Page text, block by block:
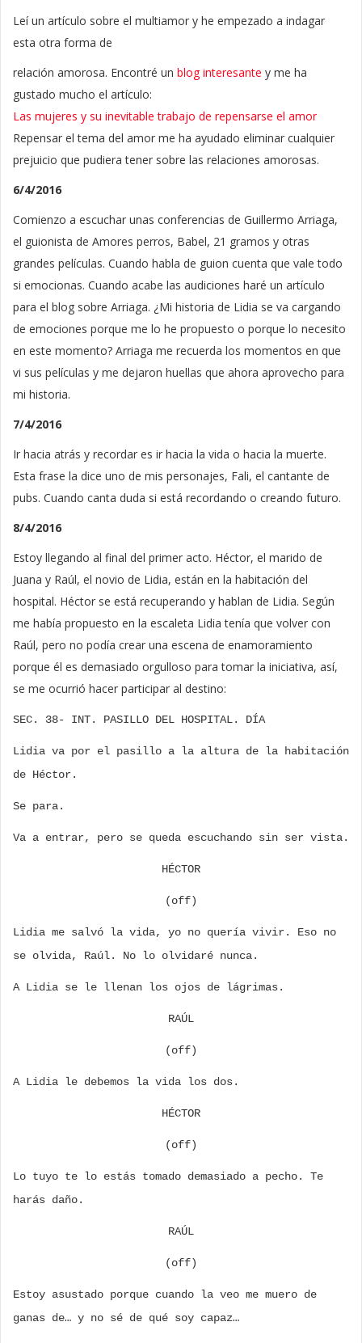
Leí un artículo sobre el multiamor y he empezado a indagar
esta otra forma de
relación amorosa. Encontré un blog interesante y me ha
gustado mucho el artículo:
Las mujeres y su inevitable trabajo de repensarse el amor
Repensar el tema del amor me ha ayudado eliminar cualquier
prejuicio que pudiera tener sobre las relaciones amorosas.
6/4/2016
Comienzo a escuchar unas conferencias de Guillermo Arriaga,
el guionista de Amores perros, Babel, 21 gramos y otras
grandes películas. Cuando habla de guion cuenta que vale todo
si emocionas. Cuando acabe las audiciones haré un artículo
para el blog sobre Arriaga. ¿Mi historia de Lidia se va cargando
de emociones porque me lo he propuesto o porque lo necesito
en este momento? Arriaga me recuerda los momentos en que
vi sus películas y me dejaron huellas que ahora aprovecho para
mi historia.
7/4/2016
Ir hacia atrás y recordar es ir hacia la vida o hacia la muerte.
Esta frase la dice uno de mis personajes, Fali, el cantante de
pubs. Cuando canta duda si está recordando o creando futuro.
8/4/2016
Estoy llegando al final del primer acto. Héctor, el marido de
Juana y Raúl, el novio de Lidia, están en la habitación del
hospital. Héctor se está recuperando y hablan de Lidia. Según
me había propuesto en la escaleta Lidia tenía que volver con
Raúl, pero no podía crear una escena de enamoramiento
porque él es demasiado orgulloso para tomar la iniciativa, así,
se me ocurrió hacer participar al destino:
SEC. 38- INT. PASILLO DEL HOSPITAL. DÍA
Lidia va por el pasillo a la altura de la habitación
de Héctor.
Se para.
Va a entrar, pero se queda escuchando sin ser vista.
HÉCTOR
(off)
Lidia me salvó la vida, yo no quería vivir. Eso no
se olvida, Raúl. No lo olvidaré nunca.
A Lidia se le llenan los ojos de lágrimas.
RAÚL
(off)
A Lidia le debemos la vida los dos.
HÉCTOR
(off)
Lo tuyo te lo estás tomado demasiado a pecho. Te
harás daño.
RAÚL
(off)
Estoy asustado porque cuando la veo me muero de
ganas de… y no sé de qué soy capaz…